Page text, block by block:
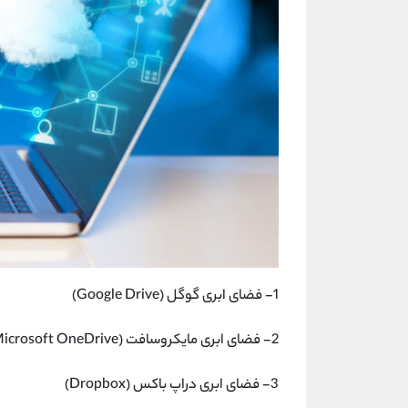
1- فضای ابری گوگل (Google Drive)
2- فضای ابری مایکروسافت (Microsoft OneDrive)
3- فضای ابری دراپ باکس (Dropbox)